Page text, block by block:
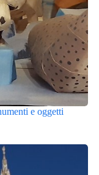
e oggetti